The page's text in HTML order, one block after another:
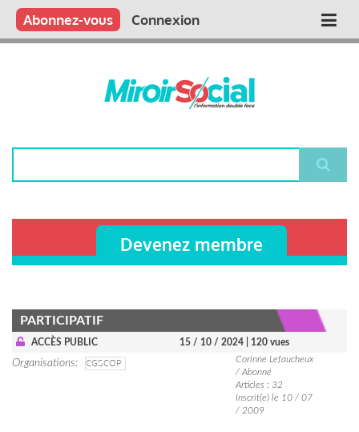
Aller
contenu
Main
Qui sommes nous ?
Vous publiez
Nous publions
Contactez-nous
Abonnez-vous Connexion
Devenez membre
PARTICIPATIF
ACCÈS PUBLIC 15 / 10 / 2024 | 120 vues
Organisations CGSCOP
Corinne Lefaucheux
/ Abonné
Articles : 32
Inscrit(e) le 10 / 07
/ 2009